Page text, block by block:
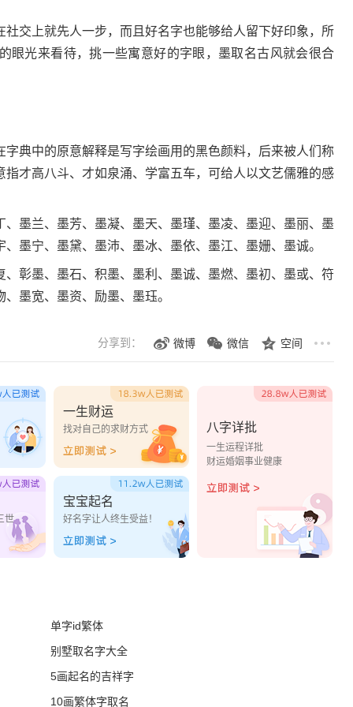
上就先人一步，而且好名字也能够给人留下好印象，所
眼光来看待，挑一些寓意好的字眼，墨取名古风就会很合
中的原意解释是写字绘画用的黑色颜料，后来被人们称
才高八斗、才如泉涌、学富五车，可给人以文艺儒雅的感
兰、墨芳、墨凝、墨天、墨瑾、墨凌、墨迎、墨丽、墨
墨宁、墨黛、墨沛、墨冰、墨依、墨江、墨姗、墨诚。
墨、墨石、积墨、墨利、墨诚、墨燃、墨初、墨或、符
墨宽、墨资、励墨、墨珏。
分享到： 微博 微信 空间
一生财运
找对自己的求财方式
世
宝宝起名
好名字让人终生受益！
八字详批
一生运程详批
财运婚姻事业健康
单字id繁体
别墅取名字大全
5画起名的吉祥字
10画繁体字取名